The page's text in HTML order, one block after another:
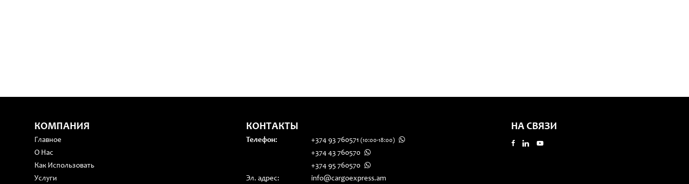
КОМПАНИЯ
Главное
О Нас
Как Использовать
Услуги
КОНТАКТЫ
Телефон: +374 93 760571 (10:00-18:00)
+374 43 760570
+374 95 760570
Эл. адрес:
info@cargoexpress.am
НА СВЯЗИ